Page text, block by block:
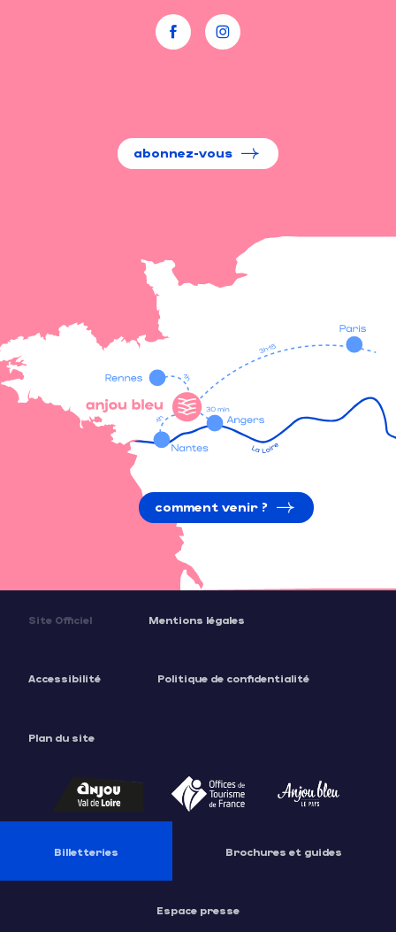
abonnez-vous
comment venir ?
Site Officiel Mentions légales
Accessibilité Politique de confidentialité
Plan du site
Billetteries Brochures et guides
Espace presse